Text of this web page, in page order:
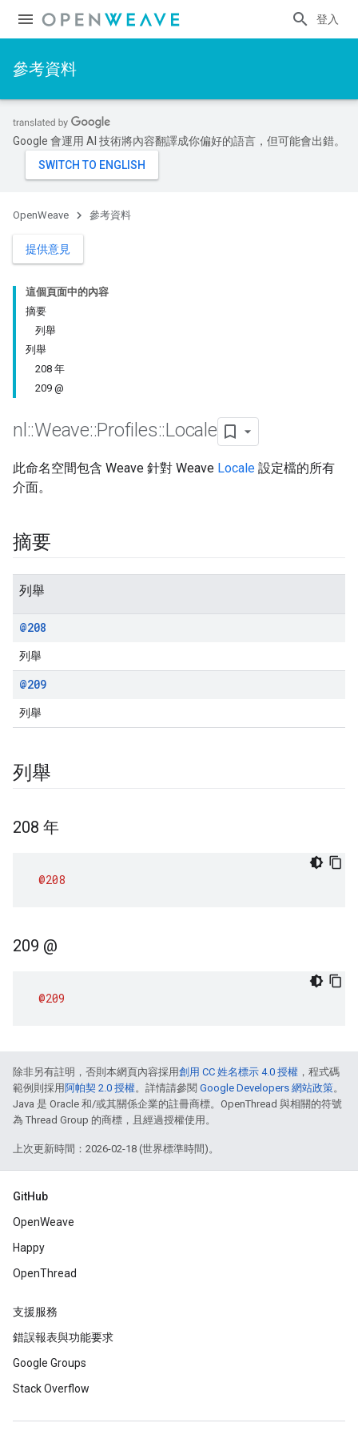
登入
參考資料
Google 會運用 AI 技術將內容翻譯成你偏好的語言，但可能會出錯。
OpenWeave 參考資料
提供意見
這個頁面中的內容
摘要
列舉
列舉
208 年
209 @
nl ::Weave::Profiles::Locale
此命名空間包含 Weave 針對 Weave Locale 設定檔的所有
介面。
摘要
列舉
@208
列舉
@209
列舉
列舉
208 年
@208
209 @
@209
除非另有註明，否則本網頁內容採用創用 CC 姓名標示 4.0 授權 ，程式碼
範例則採用 阿帕契 2.0 授權。詳情請參閱 Google Developers 網站政策。
Java 是 Oracle 和/或其關係企業的註冊商標。OpenThread 與相關的符號
為 Thread Group 的商標，且經過授權使用。
上次更新時間：2026-02-18 (世界標準時間)。
GitHub
OpenWeave
Happy
OpenThread
支援服務
錯誤報表與功能要求
Google Groups
Stack Overflow